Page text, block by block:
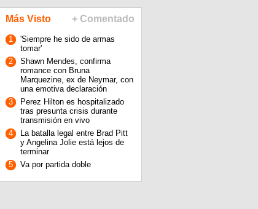
Más Visto + Comentado
1
'Siempre he sido de armas
tomar'
2
Shawn Mendes, confirma
romance con Bruna
Marquezine, ex de Neymar, con
una emotiva declaración
3
Perez Hilton es hospitalizado
tras presunta crisis durante
transmisión en vivo
4
La batalla legal entre Brad Pitt
y Angelina Jolie está lejos de
terminar
5
Va por partida doble